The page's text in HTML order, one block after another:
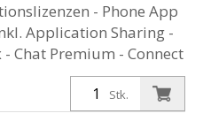
Stk.
- Phone App
Application Sharing -
Chat Premium - Connect